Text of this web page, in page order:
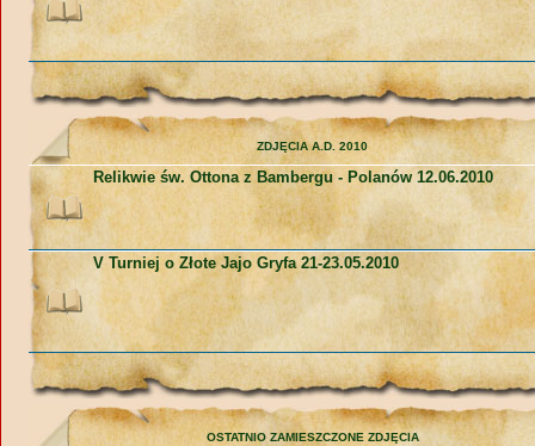
ZDJĘCIA A.D. 2010
Relikwie św. Ottona z Bambergu - Polanów 12.06.2010
V Turniej o Złote Jajo Gryfa 21-23.05.2010
OSTATNIO ZAMIESZCZONE ZDJĘCIA